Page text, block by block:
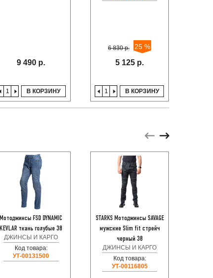
9 490 р.
В КОРЗИНУ
6 830 р. 25 %
5 125 р.
В КОРЗИНУ
Мотоджинсы FSD DYNAMIC
KEVLAR ткань голубые 38
ДЖИНСЫ И КАРГО
Код товара:
УТ-00131500
STARKS Мотоджинсы SAVAGE
мужские Slim fit стрейч
черный 38
ДЖИНСЫ И КАРГО
Код товара:
УТ-00116805